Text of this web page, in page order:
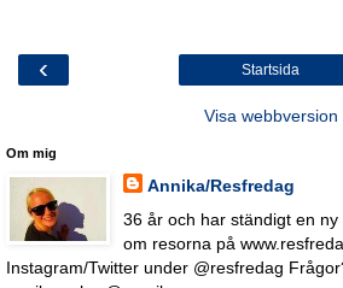
‹ Startsida
Visa webbversion
Om mig
Annika/Resfredag
36 år och har ständigt en
om resorna på
Instagram/Twitter under @resfredag